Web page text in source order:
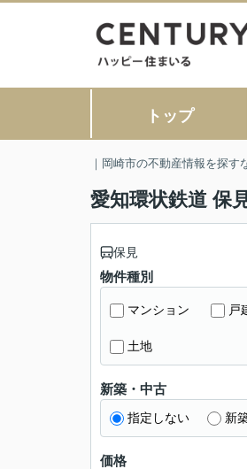
トップ
｜岡崎市の不動産情報を探
愛知環状鉄道 保
保見
物件種別
マンション 戸
土地
新築・中古
指定しない 新
価格